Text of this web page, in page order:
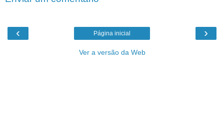
‹ ›
Página inicial
Ver a versão da Web